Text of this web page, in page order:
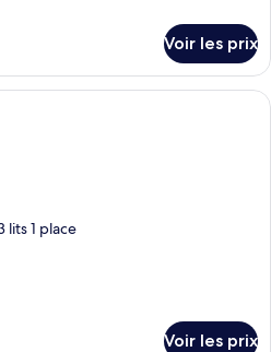
Voir les prix
Une chambre d’hôtel avec deux lits,
lits 1 place
Voir les prix